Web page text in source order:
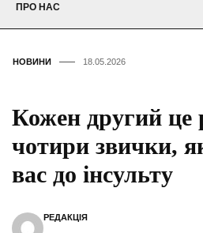
ПРО НАС
НОВИНИ 18.05.2026
Кожен другий це
чотири звички,
вас до інсульту
РЕДАКЦІЯ